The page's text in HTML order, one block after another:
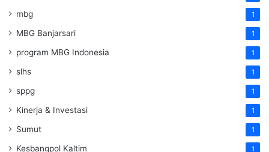
mbg 1
MBG Banjarsari 1
program MBG Indonesia 1
slhs 1
sppg 1
Kinerja & Investasi 1
Sumut 1
Kesbangpol Kaltim 1